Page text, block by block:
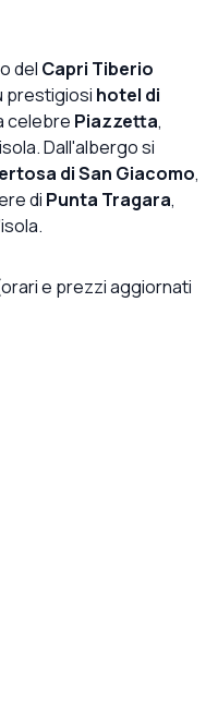
e, oh mio Dio, il cibo
del Capri Tiberio
prestigiosi hotel di
celebre Piazzetta,
Dall'albergo si
di San Giacomo,
di Punta Tragara,
e prezzi aggiornati